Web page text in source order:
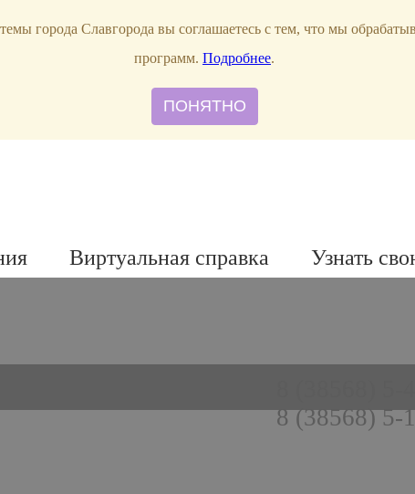
Виртуальная справка Узнать
8 (38568) 5-
города Славгорода вы соглашаетесь с тем, что мы
программ. Подробнее.
ПОНЯТНО